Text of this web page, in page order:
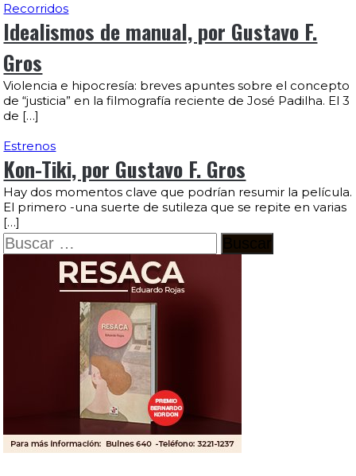
Recorridos
Idealismos de manual, por Gustavo F.
Gros
Violencia e hipocresía: breves apuntes sobre el concepto
de “justicia” en la filmografía reciente de José Padilha. El 3
de […]
Estrenos
Kon-Tiki, por Gustavo F. Gros
Hay dos momentos clave que podrían resumir la película.
El primero -una suerte de sutileza que se repite en varias
[…]
Buscar: